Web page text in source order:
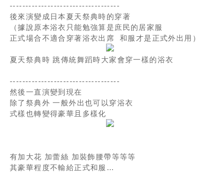
-----------------------------------
後來演變成日本夏天祭典時的穿著
（據說原本浴衣只能勉強算是庶民的居家服
正式場合不適合穿著浴衣出席 和服才是正式外出用）
夏天祭典時 跳傳統舞蹈時大家會穿一樣的浴衣
-----------------------------------
然後一直演變到現在
除了祭典外 一般外出也可以穿浴衣
式樣也轉變得豪華且多樣化
有加大花 加蕾絲 加裝飾腰帶等等等
其豪華程度不輸給正式和服…